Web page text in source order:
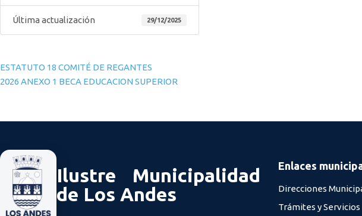
Última actualización 29/12/2025
Navegación de entradas
ESTATUTO 18 COMITÉ DE REGANTES
2026 ANEXO 1 BECA EDUCACION SUPERIOR
Ilustre Municipalidad
de Los Andes
Enlaces
Direcciones
Trámites y Servicios